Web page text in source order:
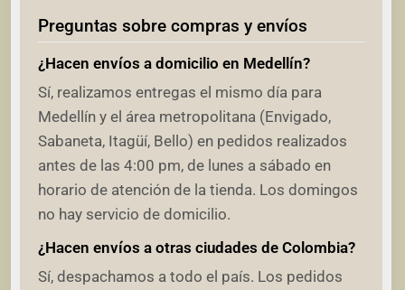
Preguntas sobre compras y envíos
¿Hacen envíos a domicilio en Medellín?
Sí, realizamos entregas el mismo día para
Medellín y el área metropolitana (Envigado,
Sabaneta, Itagüí, Bello) en pedidos realizados
antes de las 4:00 pm, de lunes a sábado en
horario de atención de la tienda. Los domingos
no hay servicio de domicilio.
¿Hacen envíos a otras ciudades de Colombia?
Sí, despachamos a todo el país. Los pedidos